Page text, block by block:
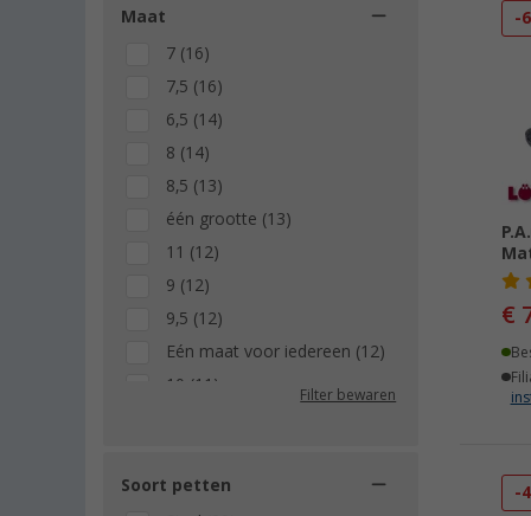
Maat
7 (16)
7,5 (16)
6,5 (14)
8 (14)
8,5 (13)
één grootte (13)
11 (12)
9 (12)
9,5 (12)
Eén maat voor iedereen (12)
10 (11)
S-M (7)
Filter bewaren
Soort petten
-
€
-